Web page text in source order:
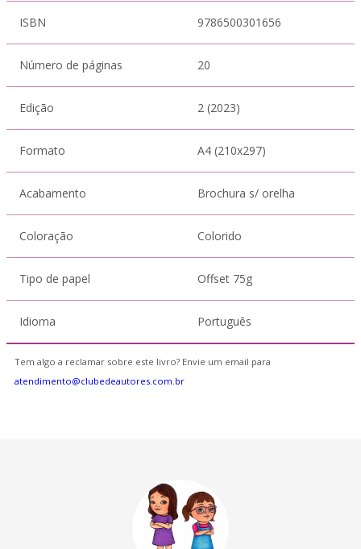
ISBN 9786500301656
Número de páginas 20
Edição 2 (2023)
Formato A4 (210x297)
Acabamento Brochura s/ orelha
Coloração Colorido
Tipo de papel Offset 75g
Idioma Português
Tem algo a reclamar sobre este livro? Envie um email para
atendimento@clubedeautores.com.br